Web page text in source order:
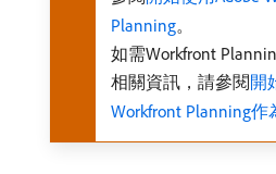
Planning。
如需Workfront
相關資訊，請參閱開
Workfront Planning作